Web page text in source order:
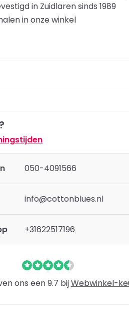
in Zuidlaren sinds 1989
in onze winkel
050-4091566
info@cottonblues.nl
+31622517196
ons een 9.7 bijWebwinkel-